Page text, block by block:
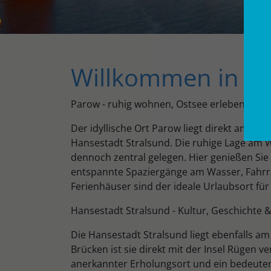
Willkommen in
Parow - ruhig wohnen, Ostsee erleben
Der idyllische Ort Parow liegt direkt am
Hansestadt Stralsund. Die ruhige Lage
dennoch zentral gelegen. Hier genießen
entspannte Spaziergänge am Wasser,
Ferienhäuser sind der ideale Urlaubsort
Hansestadt Stralsund - Kultur, Geschichte
Die Hansestadt Stralsund liegt ebenfalls
Brücken ist sie direkt mit der Insel Rügen
anerkannter Erholungsort und ein